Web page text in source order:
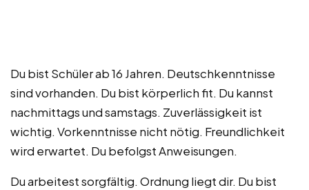
Du bist Schüler ab 16 Jahren. Deutschkenntnisse
sind vorhanden. Du bist körperlich fit. Du kannst
nachmittags und samstags. Zuverlässigkeit ist
wichtig. Vorkenntnisse nicht nötig. Freundlichkeit
wird erwartet. Du befolgst Anweisungen.
Du arbeitest sorgfältig. Ordnung liegt dir. Du bist